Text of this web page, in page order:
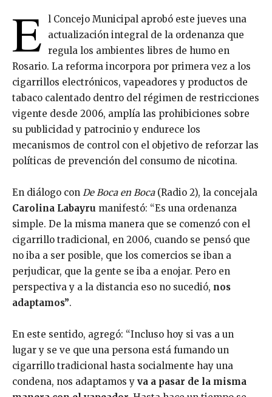
E l Concejo Municipal aprobó este jueves una
actualización integral de la ordenanza que
regula los ambientes libres de humo en
Rosario. La reforma incorpora por primera vez a los
cigarrillos electrónicos, vapeadores y productos de
tabaco calentado dentro del régimen de restricciones
vigente desde 2006, amplía las prohibiciones sobre
su publicidad y patrocinio y endurece los
mecanismos de control con el objetivo de reforzar las
políticas de prevención del consumo de nicotina.
En diálogo con De Boca en Boca (Radio 2), la concejala
Carolina Labayru manifestó: “Es una ordenanza
simple. De la misma manera que se comenzó con el
cigarrillo tradicional, en 2006, cuando se pensó que
no iba a ser posible, que los comercios se iban a
perjudicar, que la gente se iba a enojar. Pero en
perspectiva y a la distancia eso no sucedió, nos
adaptamos”.
En este sentido, agregó: “Incluso hoy si vas a un
lugar y se ve que una persona está fumando un
cigarrillo tradicional hasta socialmente hay una
condena, nos adaptamos y va a pasar de la misma